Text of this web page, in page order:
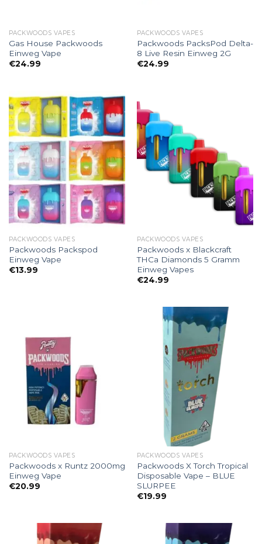
PACKWOODS VAPES
Gas House Packwoods
Einweg Vape
€24.99
PACKWOODS VAPES
Packwoods PacksPod Delta-
8 Live Resin Einweg 2G
€24.99
PACKWOODS VAPES
Packwoods Packspod
Einweg Vape
€13.99
PACKWOODS VAPES
Packwoods x Blackcraft
THCa Diamonds 5 Gramm
Einweg Vapes
€24.99
PACKWOODS VAPES
Packwoods x Runtz 2000mg
Einweg Vape
€20.99
PACKWOODS VAPES
Packwoods X Torch Tropical
Disposable Vape – BLUE
SLURPEE
€19.99